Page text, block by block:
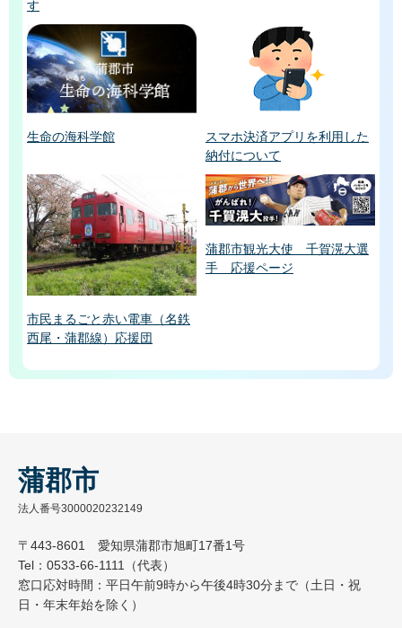
す
生命の海科学館
スマホ決済アプリを利用した
納付について
市民まるごと赤い電車（名鉄
西尾・蒲郡線）応援団
蒲郡市観光大使 千賀滉大選
手 応援ページ
蒲郡市
法人番号3000020232149
〒443-8601 愛知県蒲郡市旭町17番1号
Tel：0533-66-1111（代表）
窓口応対時間：平日午前9時から午後4時30分まで（土日・祝
日・年末年始を除く）